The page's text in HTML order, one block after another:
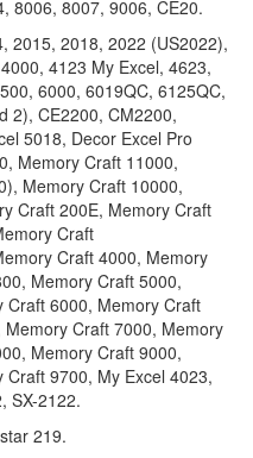
8006, 8007, 9006, CE20.
2015, 2018, 2022 (US2022),
4123 My Excel, 4623,
6000, 6019QC, 6125QC,
2), CE2200, CM2200,
5018, Decor Excel Pro
Memory Craft 11000,
Memory Craft 10000,
Craft 200E, Memory Craft
Craft
Craft 4000, Memory
Memory Craft 5000,
Craft 6000, Memory Craft
Memory Craft 7000, Memory
Memory Craft 9000,
9700, My Excel 4023,
SX-2122.
219.